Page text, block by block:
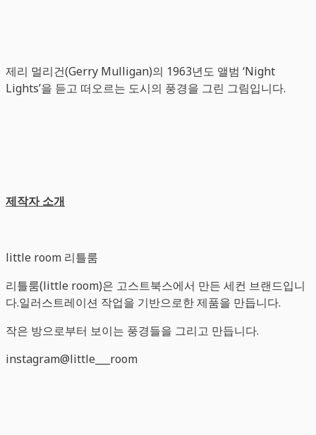
제리 멀리건(Gerry Mulligan)의 1963년도 앨범 ‘Night
Lights’을 듣고 떠오르는 도시의 풍경을 그린 그림입니다.
제작자 소개
little room 리틀룸
리틀룸(little room)은 고스트북스에서 만든 세컨 브랜드입니
다.일러스트레이션 작업을 기반으로한 제품을 만듭니다.
작은 방으로부터 보이는 풍경들을 그리고 만듭니다.
instagram@little___room